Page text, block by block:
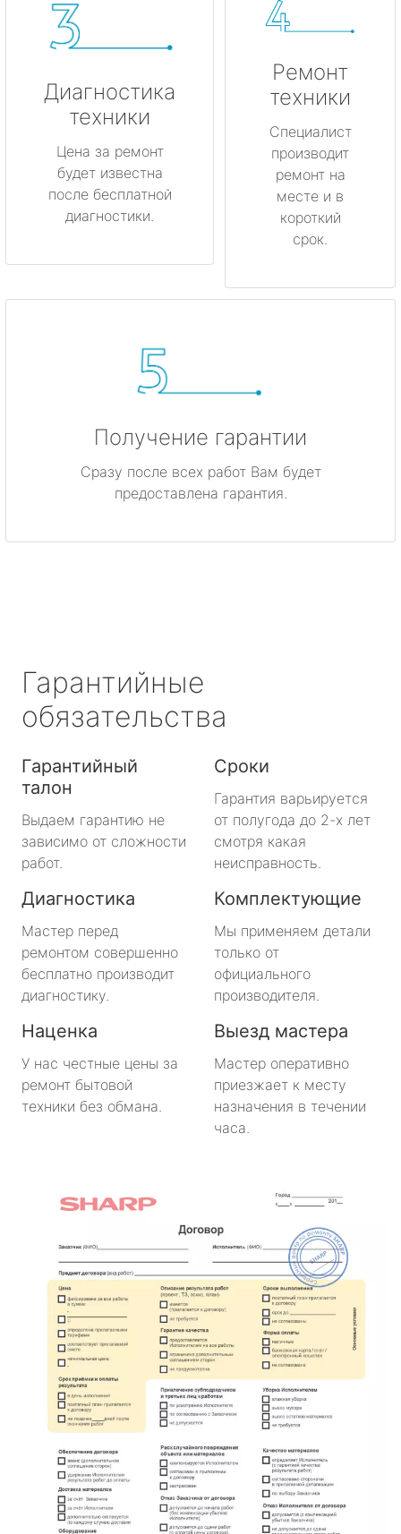
Диагностика
техники
Цена за ремонт
будет известна
после бесплатной
диагностики.
Ремонт
техники
Специалист
производит
ремонт на
месте и в
короткий
срок.
Получение гарантии
Сразу после всех работ Вам будет
предоставлена гарантия.
Гарантийные
обязательства
Гарантийный
талон
Выдаем гарантию не
зависимо от сложности
работ.
Сроки
Гарантия варьируется
от полугода до 2-х лет
смотря какая
неисправность.
Диагностика
Мастер перед
ремонтом совершенно
бесплатно производит
диагностику.
Комплектующие
Мы применяем детали
только от
официального
производителя.
Наценка
У нас честные цены за
ремонт бытовой
техники без обмана.
Выезд мастера
Мастер оперативно
приезжает к месту
назначения в течении
часа.